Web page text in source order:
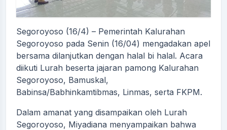
Segoroyoso (16/4) – Pemerintah Kalurahan
Segoroyoso pada Senin (16/04) mengadakan apel
bersama dilanjutkan dengan halal bi halal. Acara
diikuti Lurah beserta jajaran pamong Kalurahan
Segoroyoso, Bamuskal,
Babinsa/Babhinkamtibmas, Linmas, serta FKPM.
Dalam amanat yang disampaikan oleh Lurah
Segoroyoso, Miyadiana menyampaikan bahwa